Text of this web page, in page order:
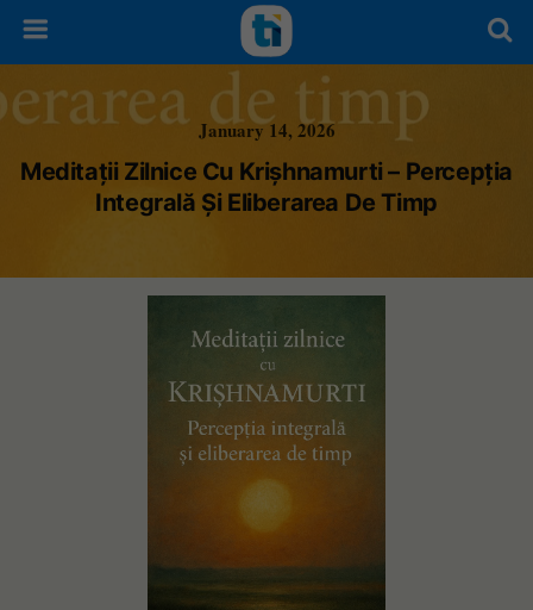
January 14, 2026
Meditații Zilnice Cu Krișhnamurti – Percepția
Integrală Și Eliberarea De Timp